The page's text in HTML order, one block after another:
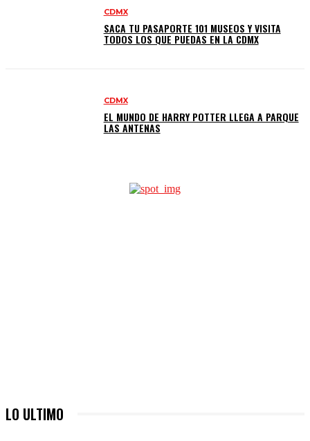
CDMX
SACA TU PASAPORTE 101 MUSEOS Y VISITA
TODOS LOS QUE PUEDAS EN LA CDMX
CDMX
EL MUNDO DE HARRY POTTER LLEGA A PARQUE
LAS ANTENAS
LO ULTIMO